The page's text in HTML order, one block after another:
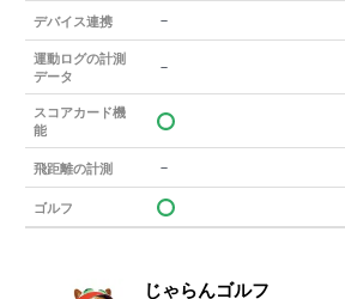
デバイス連携 －
運動ログの計測
データ
－
スコアカード機
能
飛距離の計測 －
ゴルフ
じゃらんゴルフ